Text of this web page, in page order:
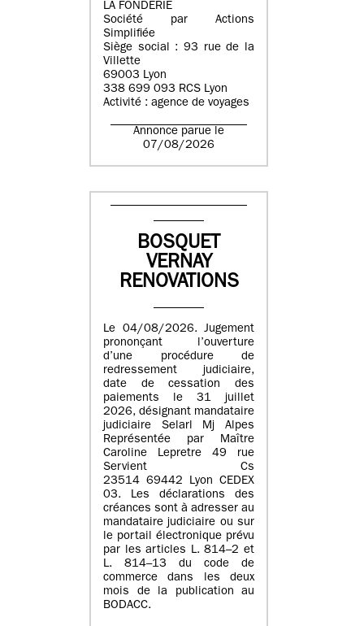
LA FONDERIE
Société par Actions
Simplifiée
Siège social : 93 rue de la
Villette
69003 Lyon
338 699 093 RCS Lyon
Activité : agence de voyages
Annonce parue le
07/08/2026
BOSQUET
VERNAY
RENOVATIONS
Le 04/08/2026. Jugement
prononçant l’ouverture
d’une procédure de
redressement judiciaire,
date de cessation des
paiements le 31 juillet
2026, désignant mandataire
judiciaire Selarl Mj Alpes
Représentée par Maître
Caroline Lepretre 49 rue
Servient Cs
23514 69442 Lyon CEDEX
03. Les déclarations des
créances sont à adresser au
mandataire judiciaire ou sur
le portail électronique prévu
par les articles L. 814–2 et
L. 814–13 du code de
commerce dans les deux
mois de la publication au
BODACC.